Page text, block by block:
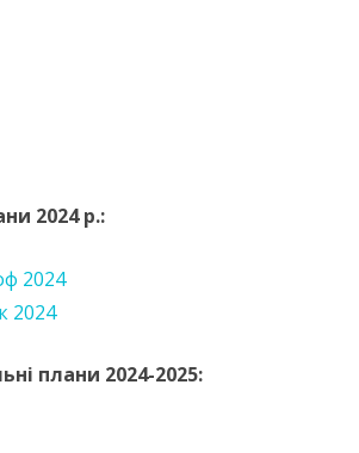
2024 р.:
2024
2024
плани 2024-2025: